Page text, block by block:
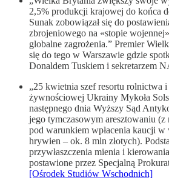
2,5% produkcji krajowej do końca
Sunak zobowiązał się do
zbrojeniowego na «stopie
globalne zagrożenia.” Premier
się do tego w Warszawie gdzie
Donaldem Tuskiem i sekretarzem
„25 kwietnia szef resortu rolnictwa
żywnościowej Ukrainy Mykoła
następnego dnia Wyższy Sąd
jego tymczasowym aresztowaniu
pod warunkiem wpłacenia kaucji
hrywien – ok. 8 mln złotych).
przywłaszczenia mienia i
postawione przez Specjalną
[Ośrodek Studiów Wschodnich]